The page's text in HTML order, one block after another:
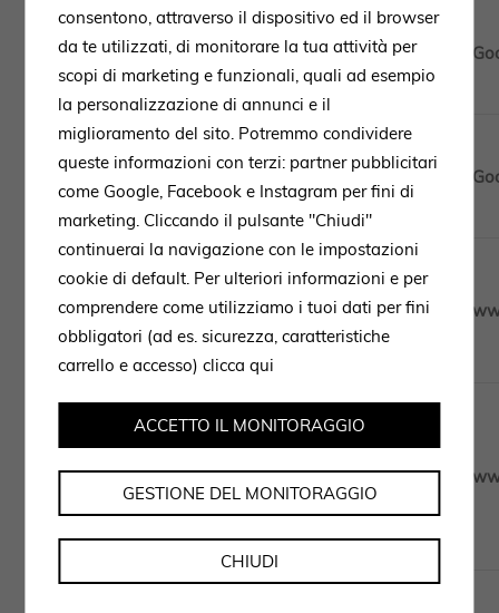
Analytisch _gid 1 Tag
Analytisch
Technisch cookie_consent_* 1 Jahr
Technisch uncodeAI* session
consentono, attraverso il dispositivo ed il browser
da te utilizzati, di monitorare la tua attività per
scopi di marketing e funzionali, quali ad esempio
la personalizzazione di annunci e il
miglioramento del sito. Potremmo condividere
queste informazioni con terzi: partner pubblicitari
come Google, Facebook e Instagram per fini di
marketing. Cliccando il pulsante "Chiudi"
continuerai la navigazione con le impostazioni
cookie di default. Per ulteriori informazioni e per
comprendere come utilizziamo i tuoi dati per fini
obbligatori (ad es. sicurezza, caratteristiche
carrello e accesso)clicca qui
CHIUDI
GESTIONE DEL MONITORAGGIO
ACCETTO IL MONITORAGGIO